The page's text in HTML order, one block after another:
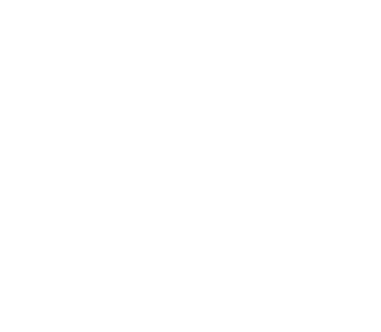
Google AI Studio, such as "gemma-3-1b-it".